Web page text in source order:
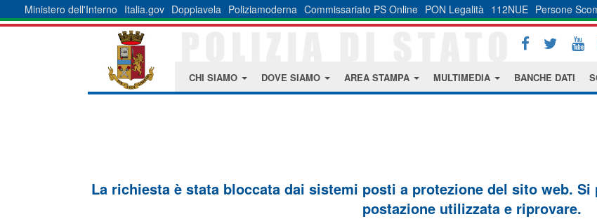
Ministero dell'Interno Italia.gov Doppiavela Poliziamoderna Commissariato PS Online PON Legalità 112NUE Persone
CHI SIAMO DOVE SIAMO AREA STAMPA MULTIMEDIA BANCHE DATI
La richiesta è stata bloccata dai sistemi posti a protezione del sito web.
postazione utilizzata e riprovare.